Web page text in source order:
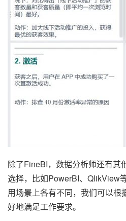
除了FineBI，数据分析师还有其
选择，比如PowerBI、QlikView
用场景上各有不同，我们可以根
好地满足工作要求。